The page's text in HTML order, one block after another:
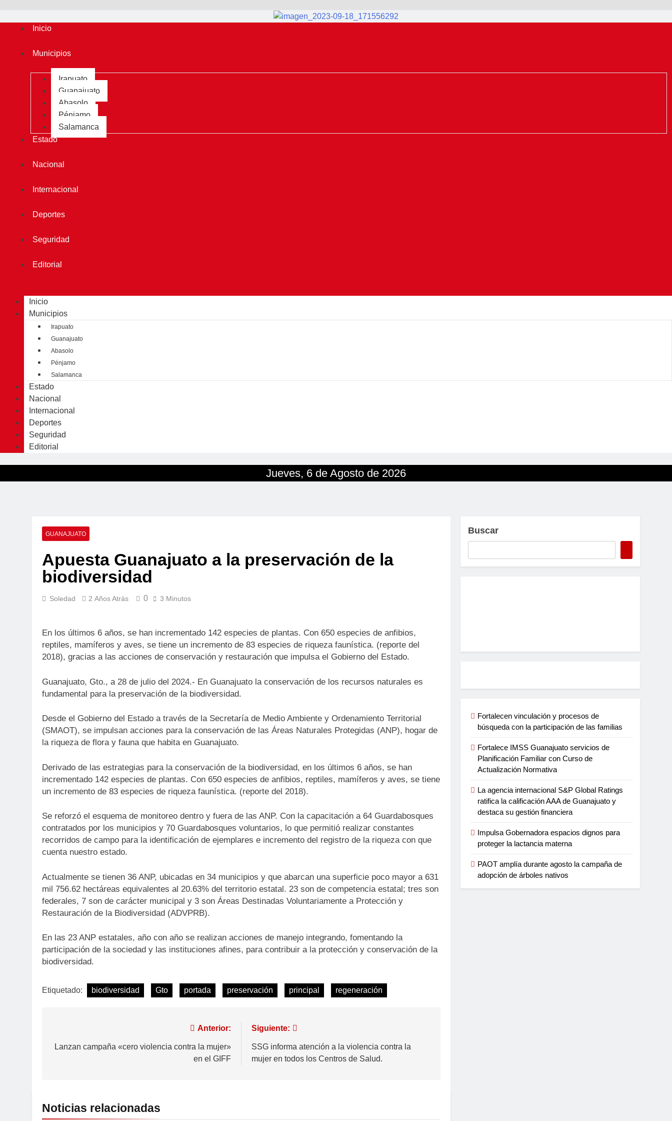
Inicio
Municipios
Irapuato
Guanajuato
Abasolo
Pénjamo
Salamanca
Estado
Nacional
Internacional
Deportes
Seguridad
Editorial
Inicio
Municipios
Irapuato
Guanajuato
Abasolo
Pénjamo
Salamanca
Estado
Nacional
Internacional
Deportes
Seguridad
Editorial
Jueves, 6 de Agosto de 2026
GUANAJUATO
Apuesta Guanajuato a la preservación de la
biodiversidad
Soledad 2 Años Atrás 0 3 Minutos
En los últimos 6 años, se han incrementado 142 especies de plantas. Con 650 especies de anfibios,
reptiles, mamíferos y aves, se tiene un incremento de 83 especies de riqueza faunística. (reporte del
2018), gracias a las acciones de conservación y restauración que impulsa el Gobierno del Estado.
Guanajuato, Gto., a 28 de julio del 2024.- En Guanajuato la conservación de los recursos naturales es
fundamental para la preservación de la biodiversidad.
Desde el Gobierno del Estado a través de la Secretaría de Medio Ambiente y Ordenamiento Territorial
(SMAOT), se impulsan acciones para la conservación de las Áreas Naturales Protegidas (ANP), hogar de
la riqueza de flora y fauna que habita en Guanajuato.
Derivado de las estrategias para la conservación de la biodiversidad, en los últimos 6 años, se han
incrementado 142 especies de plantas. Con 650 especies de anfibios, reptiles, mamíferos y aves, se tiene
un incremento de 83 especies de riqueza faunística. (reporte del 2018).
Se reforzó el esquema de monitoreo dentro y fuera de las ANP. Con la capacitación a 64 Guardabosques
contratados por los municipios y 70 Guardabosques voluntarios, lo que permitió realizar constantes
recorridos de campo para la identificación de ejemplares e incremento del registro de la riqueza con que
cuenta nuestro estado.
Actualmente se tienen 36 ANP, ubicadas en 34 municipios y que abarcan una superficie poco mayor a 631
mil 756.62 hectáreas equivalentes al 20.63% del territorio estatal. 23 son de competencia estatal; tres son
federales, 7 son de carácter municipal y 3 son Áreas Destinadas Voluntariamente a Protección y
Restauración de la Biodiversidad (ADVPRB).
En las 23 ANP estatales, año con año se realizan acciones de manejo integrando, fomentando la
participación de la sociedad y las instituciones afines, para contribuir a la protección y conservación de la
biodiversidad.
Etiquetado: biodiversidad Gto portada preservación principal regeneración
Anterior:
Lanzan campaña «cero violencia contra la mujer»
en el GIFF
Siguiente:
SSG informa atención a la violencia contra la
mujer en todos los Centros de Salud.
Noticias relacionadas
Buscar
Fortalecen vinculación y procesos de
búsqueda con la participación de las familias
Fortalece IMSS Guanajuato servicios de
Planificación Familiar con Curso de
Actualización Normativa
La agencia internacional S&P Global Ratings
ratifica la calificación AAA de Guanajuato y
destaca su gestión financiera
Impulsa Gobernadora espacios dignos para
proteger la lactancia materna
PAOT amplía durante agosto la campaña de
adopción de árboles nativos